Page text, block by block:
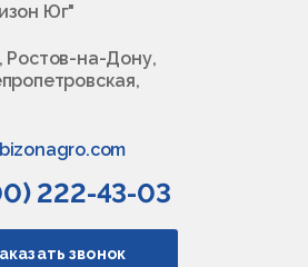
Юг"
Ростов-на-Дону,
222-43-03
звонок